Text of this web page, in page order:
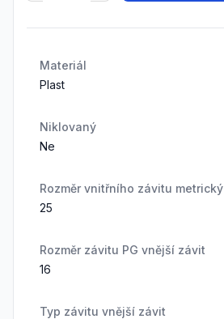
Materiál
Plast
Niklovaný
Ne
Rozměr vnitřního závitu metrický
25
Rozměr závitu PG vnější závit
16
Typ závitu vnější závit